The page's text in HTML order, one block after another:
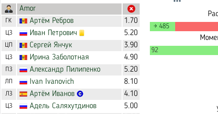
Amor
ГК Артём Ребров 1.70
ЦЗ Иван Петрович 5.20
ЦП Сергей Янчук 3.90
ЦЗ Ирина Заболотная 4.90
ПЗ Александр Пилипенко 5.20
ЛП Ivan Ivanovich 8.10
ЛЗ Артём Иванов 4.10
ЦЗ Адель Саляхутдинов 5.00
→ 485
92